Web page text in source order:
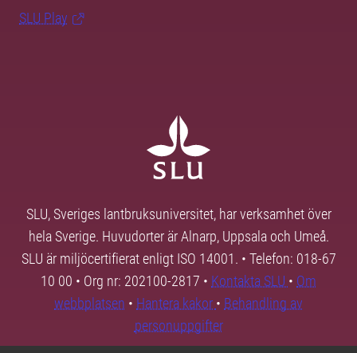
SLU Play
SLU, Sveriges lantbruksuniversitet, har verksamhet över
hela Sverige. Huvudorter är Alnarp, Uppsala och Umeå.
SLU är miljöcertifierat enligt ISO 14001. • Telefon: 018-67
10 00 • Org nr: 202100-2817 • Kontakta SLU • Om
webbplatsen • Hantera kakor • Behandling av
personuppgifter